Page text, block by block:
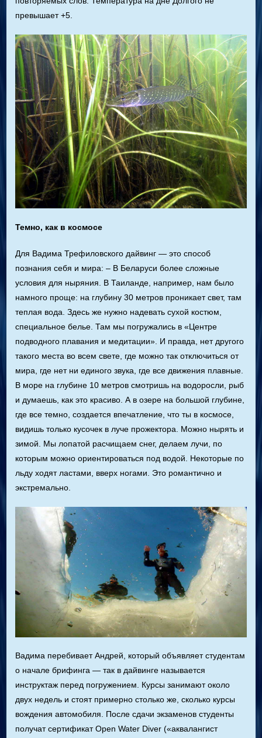
превышает +5.
Темно, как в космосе
Для Вадима Трефиловского дайвинг — это способ
познания себя и мира: – В Беларуси более сложные
условия для ныряния. В Таиланде, например, нам было
намного проще: на глубину 30 метров проникает свет, там
теплая вода. Здесь же нужно надевать сухой костюм,
специальное белье. Там мы погружались в «Центре
подводного плавания и медитации». И правда, нет другого
такого места во всем свете, где можно так отключиться от
мира, где нет ни единого звука, где все движения плавные.
В море на глубине 10 метров смотришь на водоросли, рыб
и думаешь, как это красиво. А в озере на большой глубине,
где все темно, создается впечатление, что ты в космосе,
видишь только кусочек в луче прожектора. Можно нырять и
зимой. Мы лопатой расчищаем снег, делаем лучи, по
которым можно ориентироваться под водой. Некоторые по
льду ходят ластами, вверх ногами. Это романтично и
экстремально.
Вадима перебивает Андрей, который объявляет студентам
о начале брифинга — так в дайвинге называется
инструктаж перед погружением. Курсы занимают около
двух недель и стоят примерно столько же, сколько курсы
вождения автомобиля. После сдачи экзаменов студенты
получат сертификат Open Water Diver («аквалангист